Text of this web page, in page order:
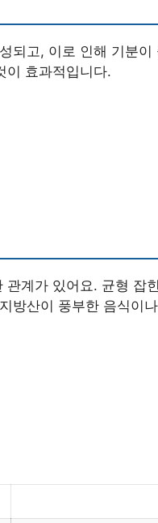
되고, 이로 인해 기분
이 효과적입니다.
계가 있어요. 균형 잡
방산이 풍부한 음식이